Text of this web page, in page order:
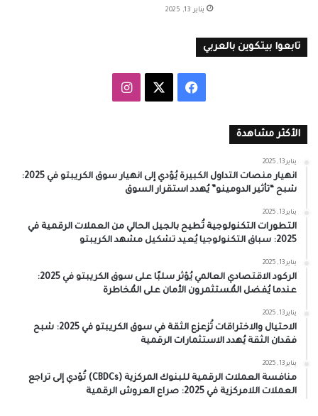
يناير 13, 2025
تابعوا بيتكوين بالعربي
فيسبوك انستقرام
الأكثر مشاهدة
يناير 13, 2025
انهيار منصات التداول الكبيرة يُؤدي إلى انهيار سوق الكريبتو في 2025:
شبح “تأثير الدومينو” يُهدد استقرار السوق
يناير 13, 2025
التطورات التكنولوجية تُطيح بالجيل الحالي من العملات الرقمية في
2025: سباق التكنولوجيا يُعيد تشكيل مشهد الكريبتو
يناير 13, 2025
الركود الاقتصادي العالمي يُؤثر سلبًا على سوق الكريبتو في 2025:
عندما يُفضل المُستثمرون الأمان على المُخاطرة
يناير 13, 2025
الاحتيال والاختراقات تُزعزع الثقة في سوق الكريبتو في 2025: شبح
فقدان الثقة يُهدد الاستثمارات الرقمية
يناير 13, 2025
منافسة العملات الرقمية للبنوك المركزية (CBDCs) تُؤدي إلى تراجع
العملات اللامركزية في 2025: صراع العروش الرقمية